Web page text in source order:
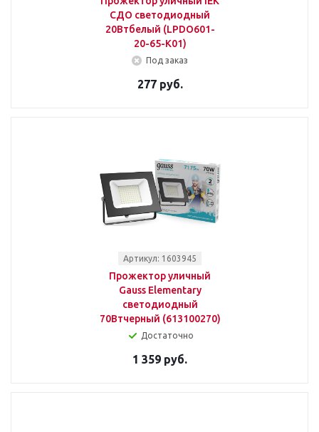
СДО светодиодный
20Втбелый (LPDO601-
20-65-K01)
Под заказ
277 руб.
Артикул: 1603945
Прожектор уличный
Gauss Elementary
светодиодный
70Втчерный (613100270)
Достаточно
1 359 руб.